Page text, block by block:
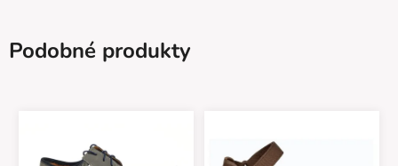
Podobné produkty